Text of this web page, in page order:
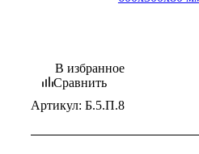
В избранное
Сравнить
Артикул: Б.5.П.8